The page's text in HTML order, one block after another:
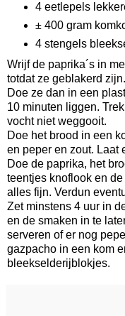
4 eetlepels
± 400 gram
4 stengels
Wrijf de paprika´s in
totdat ze geblakerd
Doe ze dan in een
10 minuten liggen.
vocht niet weggooit.
Doe het brood in een
en peper en zout. Laat
Doe de paprika, het
teentjes knoflook en
alles fijn. Verdun
Zet minstens 4 uur in
en de smaken in te
serveren of er nog
gazpacho in een kom
bleekselderijblokjes.